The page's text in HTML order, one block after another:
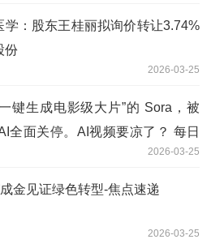
学：股东王桂丽拟询价转让3.74%
份
2026-03-25
键生成电影级大片”的 Sora，被
全面关停。AI视频要凉了？ 每日
2026-03-25
成金见证绿色转型-焦点速递
2026-03-25